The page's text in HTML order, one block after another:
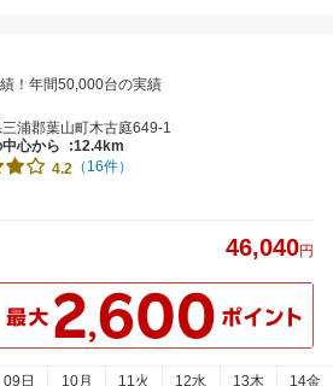
！年間50,000台の実績
浦郡葉山町木古庭649-1
心から
:12.4km
4.2 （16件）
46,040円
09日 10月 11火 12水 13木 14金